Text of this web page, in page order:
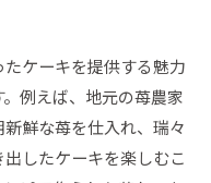
ケーキを提供する魅力
例えば、地元の苺農家
鮮な苺を仕入れ、瑞々
したケーキを楽しむこ